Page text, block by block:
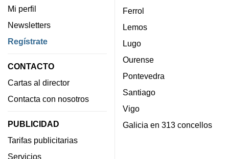
Mi perfil
Newsletters
Regístrate
CONTACTO
Cartas al director
Contacta con nosotros
PUBLICIDAD
Tarifas publicitarias
Servicios
Ferrol
Lemos
Lugo
Ourense
Pontevedra
Santiago
Vigo
Galicia en 313 concellos